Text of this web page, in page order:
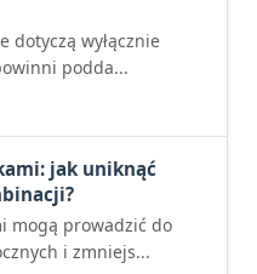
dotyczą wyłącznie
podda...
jak uniknąć
mogą prowadzić do
i zmniejs...